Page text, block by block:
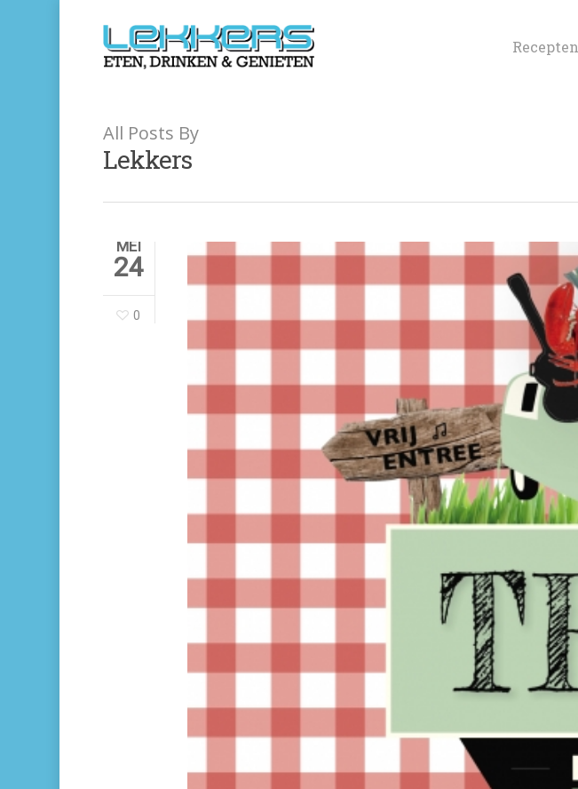
Recepten
All Posts By
Lekkers
MEI
24
0